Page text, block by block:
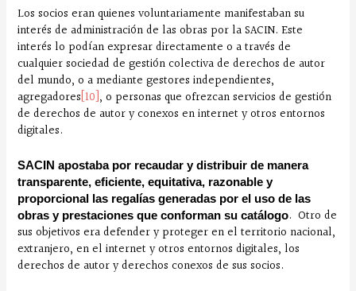
Los socios eran quienes voluntariamente manifestaban su
interés de administración de las obras por la SACIN. Este
interés lo podían expresar directamente o a través de
cualquier sociedad de gestión colectiva de derechos de autor
del mundo, o a mediante gestores independientes,
agregadores[10], o personas que ofrezcan servicios de gestión
de derechos de autor y conexos en internet y otros entornos
digitales.
SACIN apostaba por recaudar y distribuir de manera
transparente, eficiente, equitativa, razonable y
proporcional las regalías generadas por el uso de las
obras y prestaciones que conforman su catálogo. Otro de
sus objetivos era defender y proteger en el territorio nacional,
extranjero, en el internet y otros entornos digitales, los
derechos de autor y derechos conexos de sus socios.